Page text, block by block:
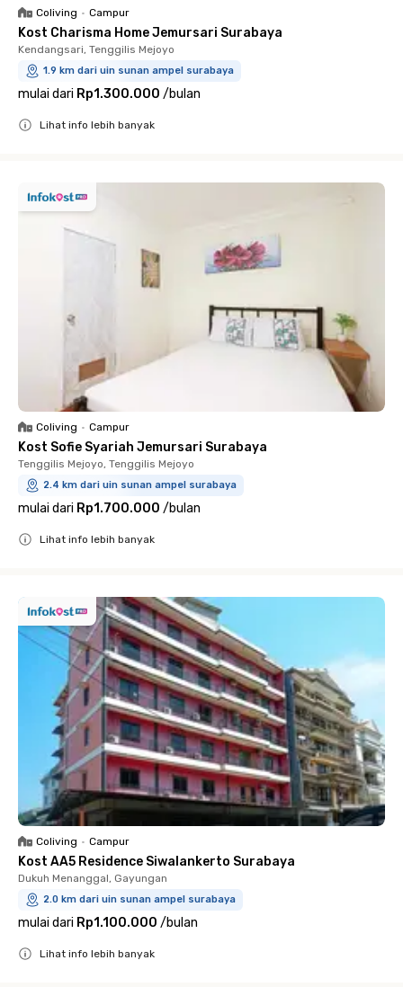
Coliving • Campur
Kost Charisma Home Jemursari Surabaya
Kendangsari, Tenggilis Mejoyo
1.9 km dari uin sunan ampel surabaya
mulai dari Rp1.300.000 /bulan
Lihat info lebih banyak
Coliving • Campur
Kost Sofie Syariah Jemursari Surabaya
Tenggilis Mejoyo, Tenggilis Mejoyo
2.4 km dari uin sunan ampel surabaya
mulai dari Rp1.700.000 /bulan
Lihat info lebih banyak
Coliving • Campur
Kost AA5 Residence Siwalankerto Surabaya
Dukuh Menanggal, Gayungan
2.0 km dari uin sunan ampel surabaya
mulai dari Rp1.100.000 /bulan
Lihat info lebih banyak